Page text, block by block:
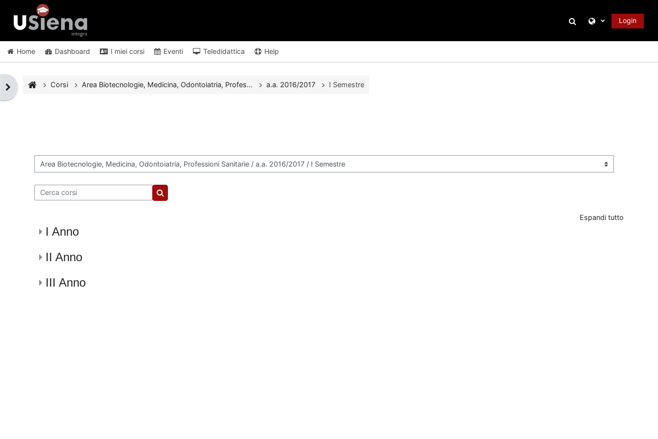
Vai al contenuto principale
Attiva/disattiva
Login
Home Dashboard I miei corsi Eventi Teledidattica Help
Apri il cassetto del blocco
Corsi Area Biotecnologie, Medicina, Odontoiatria, Profes... a.a. 2016/2017 I Semestre
Categorie di corso
Cerca corsi
Cerca corsi
Espandi tutto
I Anno
II Anno
III Anno